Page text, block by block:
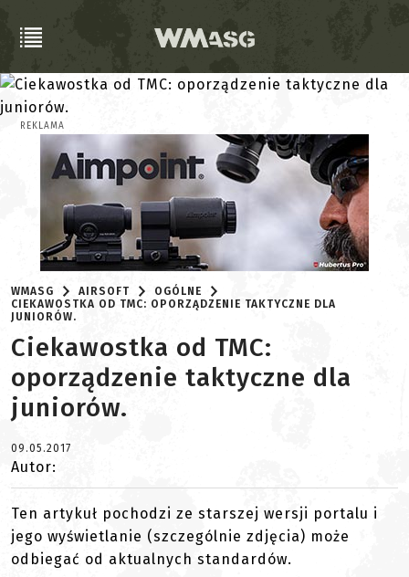
REKLAMA
WMASG AIRSOFT
OGÓLNE
CIEKAWOSTKA OD TMC: OPORZĄDZENIE TAKTYCZNE DLA
JUNIORÓW.
Ciekawostka od TMC:
oporządzenie taktyczne dla
juniorów.
09.05.2017
Autor:
Ten artykuł pochodzi ze starszej wersji portalu i
jego wyświetlanie (szczególnie zdjęcia) może
odbiegać od aktualnych standardów.